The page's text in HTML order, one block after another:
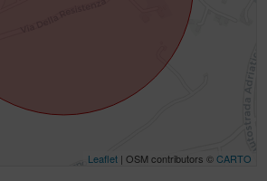
Leaflet| OSM contributors ©CARTO